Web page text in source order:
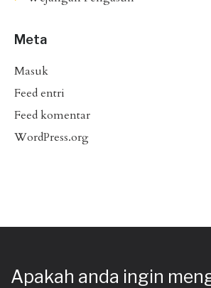
Meta
Masuk
Feed entri
Feed komentar
WordPress.org
Apakah anda ingin